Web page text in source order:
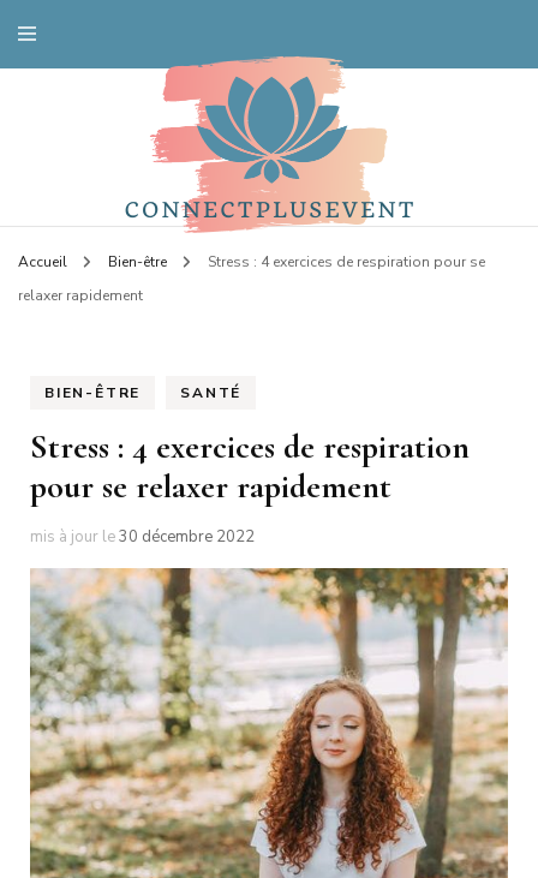
Connectplusevent
Accueil Bien-être
Stress : 4 exercices de respiration pour se
relaxer rapidement
BIEN-ÊTRE SANTÉ
Stress : 4 exercices de respiration
pour se relaxer rapidement
mis à jour le30 décembre 2022